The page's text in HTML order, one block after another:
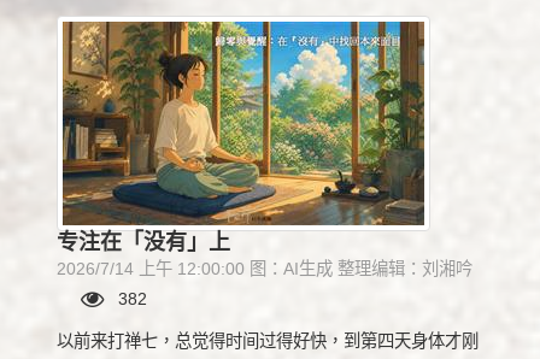
专注在「没有」上
2026/7/14 上午 12:00:00 图：AI生成 整理编辑：刘湘吟
382
以前来打禅七，总觉得时间过得好快，到第四天身体才刚